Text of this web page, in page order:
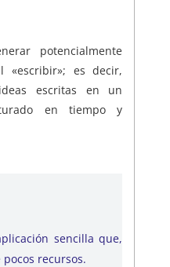
potencialmente
«escribir»; es decir,
escritas en un
en tiempo y
sencilla que,
recursos.